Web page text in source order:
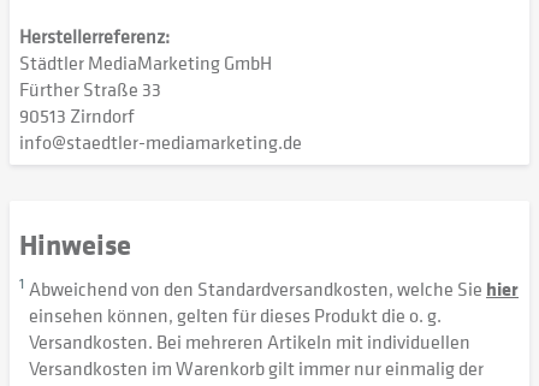
Herstellerreferenz:
Städtler MediaMarketing GmbH
Fürther Straße 33
90513 Zirndorf
info@staedtler-mediamarketing.de
Hinweise
1 Abweichend von den Standardversandkosten, welche Sie hier
einsehen können, gelten für dieses Produkt die o. g.
Versandkosten. Bei mehreren Artikeln mit individuellen
Versandkosten im Warenkorb gilt immer nur einmalig der